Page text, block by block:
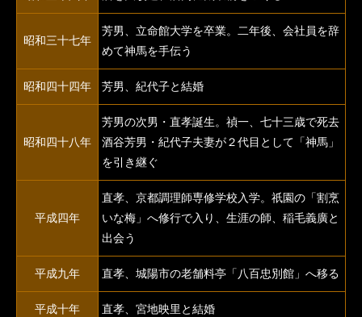
昭和三十七年
芳男、立命館大学を卒業。二年後、会社員を辞
めて神馬を手伝う
昭和四十四年 芳男、紀代子と結婚
昭和四十八年
芳男の次男・直孝誕生。禎一、七十三歳で死去
酒谷芳男・紀代子夫妻が２代目として「神馬」
を引き継ぐ
平成四年
直孝、京都調理師専修学校入学。祇園の「割烹
いな梅」へ修行で入り、生涯の師、稲毛義廣と
出会う
平成九年 直孝、城陽市の老舗料亭「八百忠別館」へ移る
平成十年 直孝、宮地映里と結婚